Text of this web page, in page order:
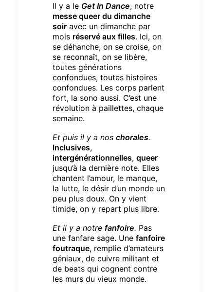
Il y a le Get In Dance, notre
messe queer du dimanche
soir avec un dimanche par
mois réservé aux filles. Ici, on
se déhanche, on se croise, on
se reconnaît, on se libère,
toutes générations
confondues, toutes histoires
confondues. Les corps parlent
fort, la sono aussi. C’est une
révolution à paillettes, chaque
semaine.
Et puis il y a nos chorales.
Inclusives,
intergénérationnelles, queer
jusqu’à la dernière note. Elles
chantent l’amour, le manque,
la lutte, le désir d’un monde un
peu plus doux. On y vient
timide, on y repart plus libre.
Et il y a notre fanfoire. Pas
une fanfare sage. Une fanfoire
foutraque, remplie d’amateurs
géniaux, de cuivre militant et
de beats qui cognent contre
les murs du vieux monde.